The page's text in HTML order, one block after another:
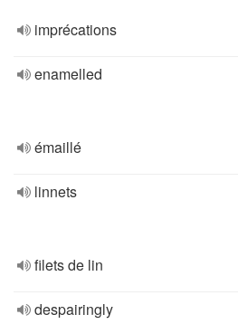
imprécations
enamelled
émaillé
linnets
filets de lin
despairingly